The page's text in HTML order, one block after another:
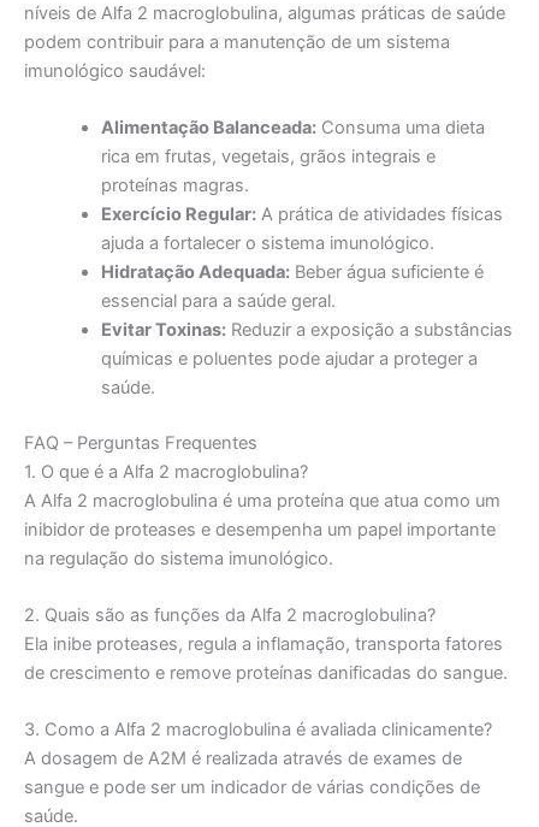
níveis de Alfa 2 macroglobulina, algumas práticas de saúde
podem contribuir para a manutenção de um sistema
imunológico saudável:
Alimentação Balanceada:Consuma uma dieta
rica em frutas, vegetais, grãos integrais e
proteínas magras.
Exercício Regular:A prática de atividades físicas
ajuda a fortalecer o sistema imunológico.
Hidratação Adequada:Beber água suficiente é
essencial para a saúde geral.
Evitar Toxinas:Reduzir a exposição a substâncias
químicas e poluentes pode ajudar a proteger a
saúde.
FAQ – Perguntas Frequentes
1. O que é a Alfa 2 macroglobulina?
A Alfa 2 macroglobulina é uma proteína que atua como um
inibidor de proteases e desempenha um papel importante
na regulação do sistema imunológico.
2. Quais são as funções da Alfa 2 macroglobulina?
Ela inibe proteases, regula a inflamação, transporta fatores
de crescimento e remove proteínas danificadas do sangue.
3. Como a Alfa 2 macroglobulina é avaliada clinicamente?
A dosagem de A2M é realizada através de exames de
sangue e pode ser um indicador de várias condições de
saúde.